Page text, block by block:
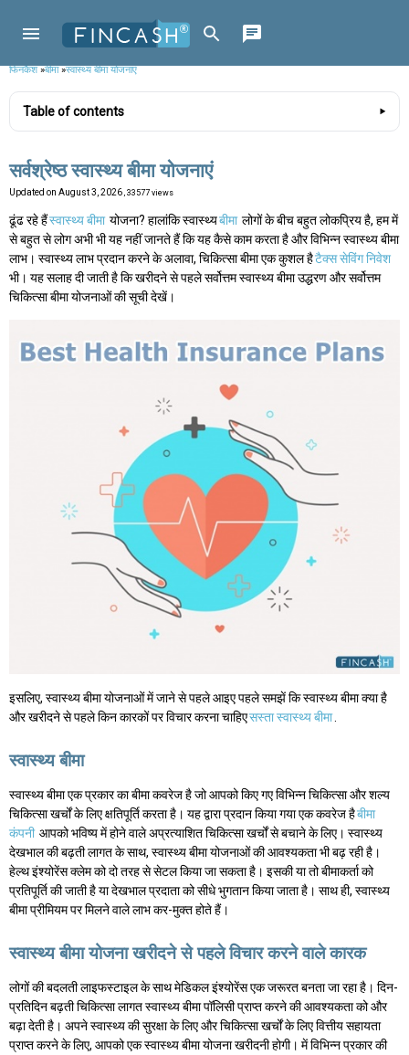
फिनकैश»बीमा»स्वास्थ्य बीमा योजनाएं
Table of contents
सर्वश्रेष्ठ स्वास्थ्य बीमा योजनाएं
Updated on August 3, 2026 , 33577 views
ढूंढ रहे हैंस्वास्थ्य बीमा योजना? हालांकि स्वास्थ्यबीमा लोगों के बीच बहुत लोकप्रिय है, हम में
से बहुत से लोग अभी भी यह नहीं जानते हैं कि यह कैसे काम करता है और विभिन्न स्वास्थ्य बीमा
लाभ। स्वास्थ्य लाभ प्रदान करने के अलावा, चिकित्सा बीमा एक कुशल हैटैक्स सेविंग निवेश
भी। यह सलाह दी जाती है कि खरीदने से पहले सर्वोत्तम स्वास्थ्य बीमा उद्धरण और सर्वोत्तम
चिकित्सा बीमा योजनाओं की सूची देखें।
इसलिए, स्वास्थ्य बीमा योजनाओं में जाने से पहले आइए पहले समझें कि स्वास्थ्य बीमा क्या है
और खरीदने से पहले किन कारकों पर विचार करना चाहिएसस्ता स्वास्थ्य बीमा
स्वास्थ्य बीमा
स्वास्थ्य बीमा एक प्रकार का बीमा कवरेज है जो आपको किए गए विभिन्न चिकित्सा और शल्य
चिकित्सा खर्चों के लिए क्षतिपूर्ति करता है। यह द्वारा प्रदान किया गया एक कवरेज हैबीमा
कंपनी आपको भविष्य में होने वाले अप्रत्याशित चिकित्सा खर्चों से बचाने के लिए। स्वास्थ्य
देखभाल की बढ़ती लागत के साथ, स्वास्थ्य बीमा योजनाओं की आवश्यकता भी बढ़ रही है।
हेल्थ इंश्योरेंस क्लेम को दो तरह से सेटल किया जा सकता है। इसकी या तो बीमाकर्ता को
प्रतिपूर्ति की जाती है या देखभाल प्रदाता को सीधे भुगतान किया जाता है। साथ ही, स्वास्थ्य
बीमा प्रीमियम पर मिलने वाले लाभ कर-मुक्त होते हैं।
स्वास्थ्य बीमा योजना खरीदने से पहले विचार करने वाले कारक
लोगों की बदलती लाइफस्टाइल के साथ मेडिकल इंश्योरेंस एक जरूरत बनता जा रहा है। दिन-
प्रतिदिन बढ़ती चिकित्सा लागत स्वास्थ्य बीमा पॉलिसी प्राप्त करने की आवश्यकता को और
बढ़ा देती है। अपने स्वास्थ्य की सुरक्षा के लिए और चिकित्सा खर्चों के लिए वित्तीय सहायता
प्राप्त करने के लिए, आपको एक स्वास्थ्य बीमा योजना खरीदनी होगी। में विभिन्न प्रकार की